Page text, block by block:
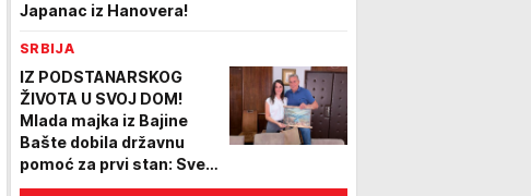
Japanac iz Hanovera!
SRBIJA
IZ PODSTANARSKOG
ŽIVOTA U SVOJ DOM!
Mlada majka iz Bajine
Bašte dobila državnu
pomoć za prvi stan: Sve
je proteklo brzo i bez